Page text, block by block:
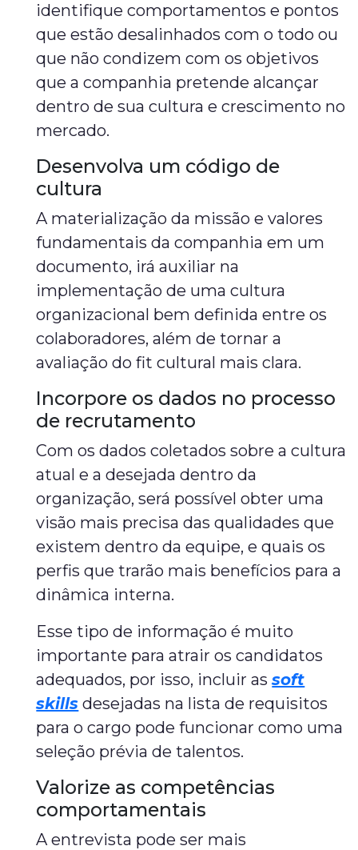
identifique comportamentos e pontos
que estão desalinhados com o todo ou
que não condizem com os objetivos
que a companhia pretende alcançar
dentro de sua cultura e crescimento no
mercado.
Desenvolva um código de
cultura
A materialização da missão e valores
fundamentais da companhia em um
documento, irá auxiliar na
implementação de uma cultura
organizacional bem definida entre os
colaboradores, além de tornar a
avaliação do fit cultural mais clara.
Incorpore os dados no processo
de recrutamento
Com os dados coletados sobre a cultura
atual e a desejada dentro da
organização, será possível obter uma
visão mais precisa das qualidades que
existem dentro da equipe, e quais os
perfis que trarão mais benefícios para a
dinâmica interna.
Esse tipo de informação é muito
importante para atrair os candidatos
adequados, por isso, incluir assoft
skills desejadas na lista de requisitos
para o cargo pode funcionar como uma
seleção prévia de talentos.
Valorize as competências
comportamentais
A entrevista pode ser mais